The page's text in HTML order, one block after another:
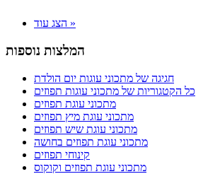
הצג עוד »
המלצות נוספות
חגיגה של מתכוני עוגות יום הולדת
כל הקטגוריות של מתכוני עוגות תפוזים
מתכוני עוגת תפוזים
מתכוני עוגת מיץ תפוזים
מתכוני עוגת שיש תפוזים
מתכוני עוגת תפוזים בחושה
קינוחי תפוזים
מתכוני עוגת תפוזים וקוקוס